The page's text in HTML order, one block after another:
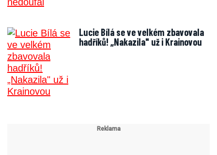
Lucie Bílá se ve velkém zbavovala
hadříků! „Nakazila" už i Krainovou